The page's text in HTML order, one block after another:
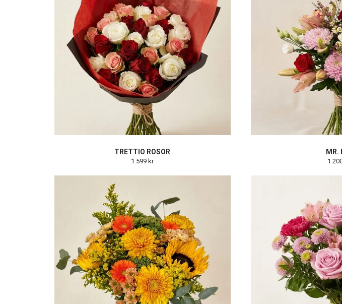
TRETTIO ROSOR
1 599 kr
MR.
1